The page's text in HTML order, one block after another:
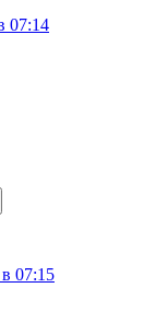
07:14
07:15